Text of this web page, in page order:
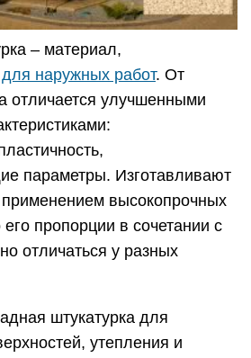
– материал,
для наружных работ. От
отличается улучшенными
параметры. Изготавливают
высокопрочных
пропорции в сочетании с
отличаться у разных
штукатурка для
утепления и